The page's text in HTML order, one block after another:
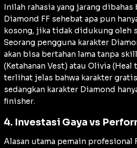
Inilah rahasia yang jarang dibahas
Diamond FF sehebat apa pun
kosong, jika tidak didukung oleh
Seorang pengguna karakter
akan bisa bertahan lama tanpa skill
(Ketahanan Vest) atau Olivia (Heal
terlihat jelas bahwa karakter
sedangkan karakter Diamond
finisher.
4. Investasi Gaya vs
Alasan utama pemain profesional